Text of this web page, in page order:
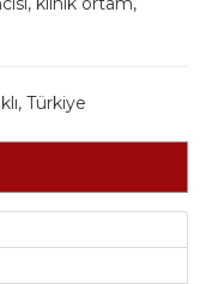
Türkiye